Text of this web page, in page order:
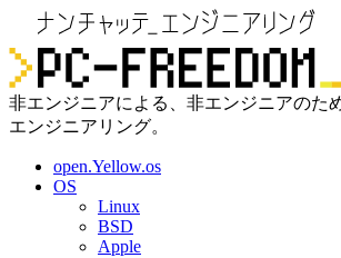
非エンジニアによる、非エンジニアのた
エンジニアリング。
open.Yellow.os
OS
Linux
BSD
Apple